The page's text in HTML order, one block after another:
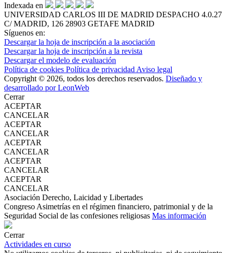
Indexada en
UNIVERSIDAD CARLOS III DE MADRID DESPACHO 4.0.27
C/ MADRID, 126 28903 GETAFE MADRID
Síguenos en:
Descargar la hoja de inscripción a la asociación
Descargar la hoja de inscripción a la revista
Descargar el modelo de evaluación
Política de cookies Política de privacidad Aviso legal
Copyright © 2026, todos los derechos reservados. Diseñado y
desarrollado por LeonWeb
Cerrar
ACEPTAR
CANCELAR
ACEPTAR
CANCELAR
ACEPTAR
CANCELAR
ACEPTAR
CANCELAR
ACEPTAR
CANCELAR
Asociación Derecho, Laicidad y Libertades
Congreso Asimetrías en el régimen financiero, patrimonial y de la
Seguridad Social de las confesiones religiosas Mas información
Cerrar
Actividades en curso